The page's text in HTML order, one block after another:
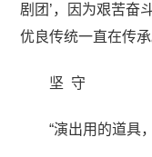
剧团’，因为艰苦奋
优良传统一直在传承
坚 守
“演出用的道具